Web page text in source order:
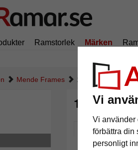
Vi
Vi använder
förbättra din
personligt
Ramstorlek Märken
Mende Frames 1,4 mm
1,4 mm
Pictures